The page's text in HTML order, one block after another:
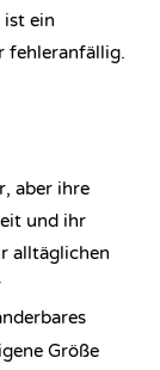
ist ein
fehleranfällig.
aber ihre
und ihr
alltäglichen
Größe